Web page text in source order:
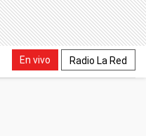
En vivo Radio La Red